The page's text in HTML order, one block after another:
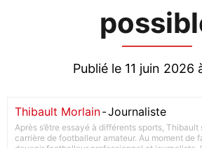
Publié le 11 juin 2026
Thibault Morlain-Journaliste
Après s’être essayé à différents sports,
carrière de footballeur amateur. Au moment de